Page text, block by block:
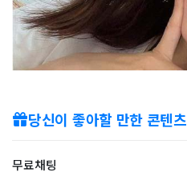
당신이 좋아할 만한 콘텐츠
무료채팅